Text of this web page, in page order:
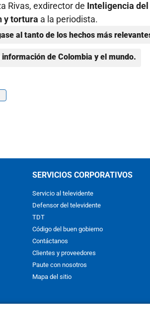
Rivas, exdirector de Inteligencia del
y tortura a la periodista.
al tanto de los hechos más
de Colombia y el mundo.
SERVICIOS CORPORATIVOS
Servicio al televidente
Defensor del televidente
TDT
Código del buen gobierno
Contáctanos
Clientes y proveedores
Paute con nosotros
Mapa del sitio